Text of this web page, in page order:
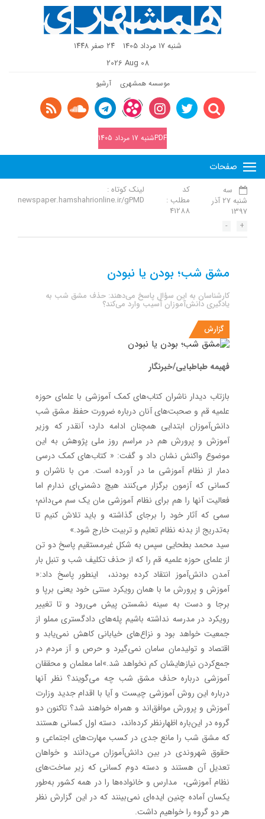
شنبه 17 مرداد 1405
٢٤ صفر ١٤٤٨
2026 Aug 08
موسسه همشهری آرشیو
PDFشنبه 17 مرداد 1405
صفحات
سه
شنبه 27 آذر
1397
کد
مطلب :
41288
لینک کوتاه :
newspaper.hamshahrionline.ir/gPMD
+
-
مشق شب؛ بودن یا نبودن
کارشناسان به این سؤال پاسخ می‌دهند: حذف مشق شب به
یادگیری دانش‌آموزان آسیب وارد می‌کند؟
گزارش
فهیمه طباطبایی/خبر‌نگار
بازتاب دیدار ناشران کتاب‌های کمک آموزشی با علمای حوزه
علمیه قم و صحبت‌های آنان درباره ضرورت حفظ مشق شب
دانش‌آموزان ابتدایی همچنان ادامه دارد؛ آنقدر که وزیر
آموزش و پرورش هم در مراسم روز ملی پژوهش به این
موضوع واکنش نشان داد و گفت: « کتاب‌های کمک درسی
دمار از نظام آموزشی ما در آورده است. من با ناشران و
کسانی که آزمون برگزار می‌کنند هیچ دشمنی‌ای ندارم اما
فعالیت آنها را هم برای نظام آموزشی مان یک سم می‌دانم؛
سمی که آثار خود را برجای گذاشته و باید تلاش کنیم تا
به‌تدریج از بدنه نظام تعلیم و تربیت خارج شود.»
سید محمد بطحایی سپس به شکل غیرمستقیم پاسخ دو تن
از علمای حوزه علمیه قم را که از حذف تکلیف شب و تنبل بار
آمدن دانش‌آموز انتقاد کرده بودند، اینطور پاسخ داد:«
آموزش و پرورش ما با همان رویکرد سنتی خود یعنی برپا و
برجا و دست به سینه نشستن پیش می‌رود و تا تغییر
رویکرد در مدرسه نداشته باشیم پله‌های دادگستری مملو از
جمعیت خواهد بود و نزاع‌های خیابانی کاهش نمی‌یابد و
اقتصاد و تولیدمان سامان نمی‌گیرد و حرص و آز مردم در
جمع‌کردن نیازهایشان کم نخواهد شد.»اما معلمان و محققان
آموزشی درباره حذف مشق شب چه می‌گویند؟ نظر آنها
درباره این روش آموزشی چیست و آیا با اقدام جدید وزارت
آموزش و پرورش موافق‌اند و همراه خواهند شد؟ تا‌کنون دو
گروه در این‌باره اظهارنظر کرده‌اند، دسته اول کسانی هستند
که مشق شب را مانع جدی در کسب مهارت‌های اجتماعی و
حقوق شهروندی در بین دانش‌آموزان می‌دانند و خواهان
تعدیل آن هستند و دسته دوم کسانی که زیر ساخت‌های
نظام آموزشی، مدارس و خانواده‌ها را در همه کشور به‌طور
یکسان آماده چنین ایده‌ای نمی‌بینند که در این گزارش نظر
هر دو گروه را خواهیم داشت.